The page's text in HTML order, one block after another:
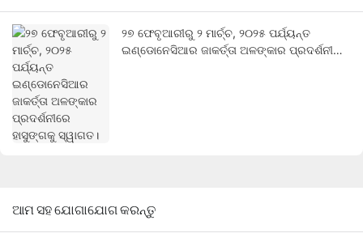
୨୭ ଫେବୃଆରୀରୁ ୨ ମାର୍ଚ୍ଚ, ୨୦୨୫ ପର୍ଯ୍ୟନ୍ତ
ଇଣ୍ଡୋନେସିଆର ଜାକର୍ତ୍ତା ଅଳଙ୍କାର ପ୍ରଦର୍ଶନୀରେ
ଆମ ସହ ଯୋଗାଯୋଗ କରନ୍ତୁ